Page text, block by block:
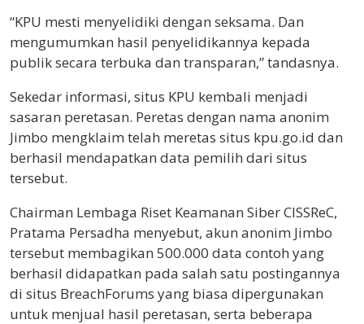
“KPU mesti menyelidiki dengan seksama. Dan
mengumumkan hasil penyelidikannya kepada
publik secara terbuka dan transparan,” tandasnya.
Sekedar informasi, situs KPU kembali menjadi
sasaran peretasan. Peretas dengan nama anonim
Jimbo mengklaim telah meretas situs kpu.go.id dan
berhasil mendapatkan data pemilih dari situs
tersebut.
Chairman Lembaga Riset Keamanan Siber CISSReC,
Pratama Persadha menyebut, akun anonim Jimbo
tersebut membagikan 500.000 data contoh yang
berhasil didapatkan pada salah satu postingannya
di situs BreachForums yang biasa dipergunakan
untuk menjual hasil peretasan, serta beberapa